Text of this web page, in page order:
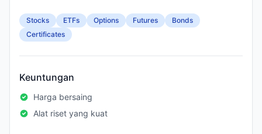
Stocks ETFs Options Futures
Bonds
Certificates
Keuntungan
Harga bersaing
Alat riset yang kuat